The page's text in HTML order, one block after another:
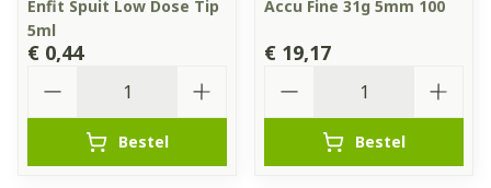
Enfit Spuit Low Dose Tip
5ml
€ 0,44
Bestel
Accu Fine 31g 5mm 100
€ 19,17
Bestel